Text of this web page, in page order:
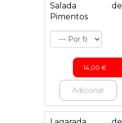
Salada de
Pimentos
14,00 €
Adicionar